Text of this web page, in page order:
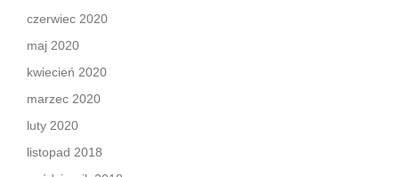
czerwiec 2020
maj 2020
kwiecień 2020
marzec 2020
luty 2020
listopad 2018